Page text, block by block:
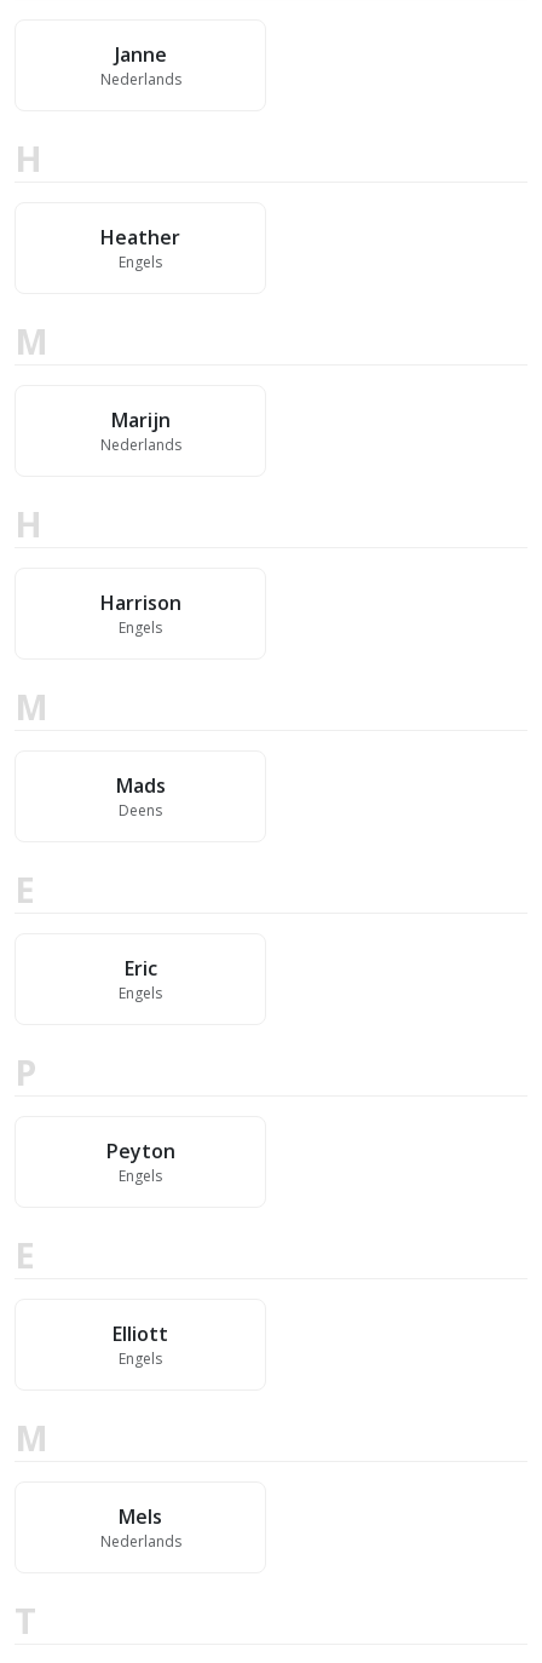
Janne
Nederlands
H
Heather
Engels
M
Marijn
Nederlands
H
Harrison
Engels
M
Mads
Deens
E
Eric
Engels
P
Peyton
Engels
E
Elliott
Engels
M
Mels
Nederlands
T